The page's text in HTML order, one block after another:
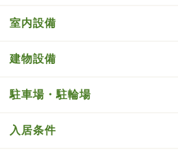
室内設備
建物設備
駐車場・駐輪場
入居条件